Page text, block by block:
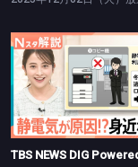
TBS NEWS DIG
TBS NEWS DIG